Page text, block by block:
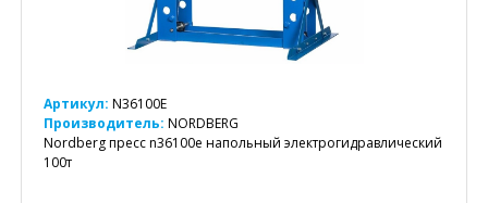
Артикул: N36100E
Производитель: NORDBERG
Nordberg пресс n36100e напольный электрогидравлический
100т